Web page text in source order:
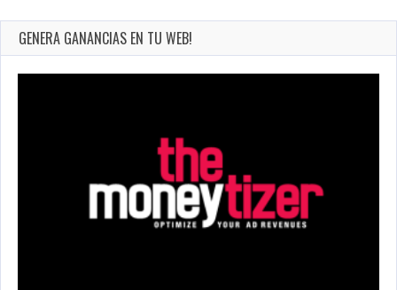
GENERA GANANCIAS EN TU WEB!